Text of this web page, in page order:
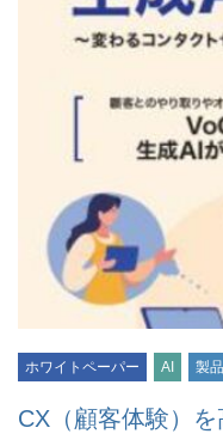
ホワイトペーパー AI 製
CX（顧客体験）